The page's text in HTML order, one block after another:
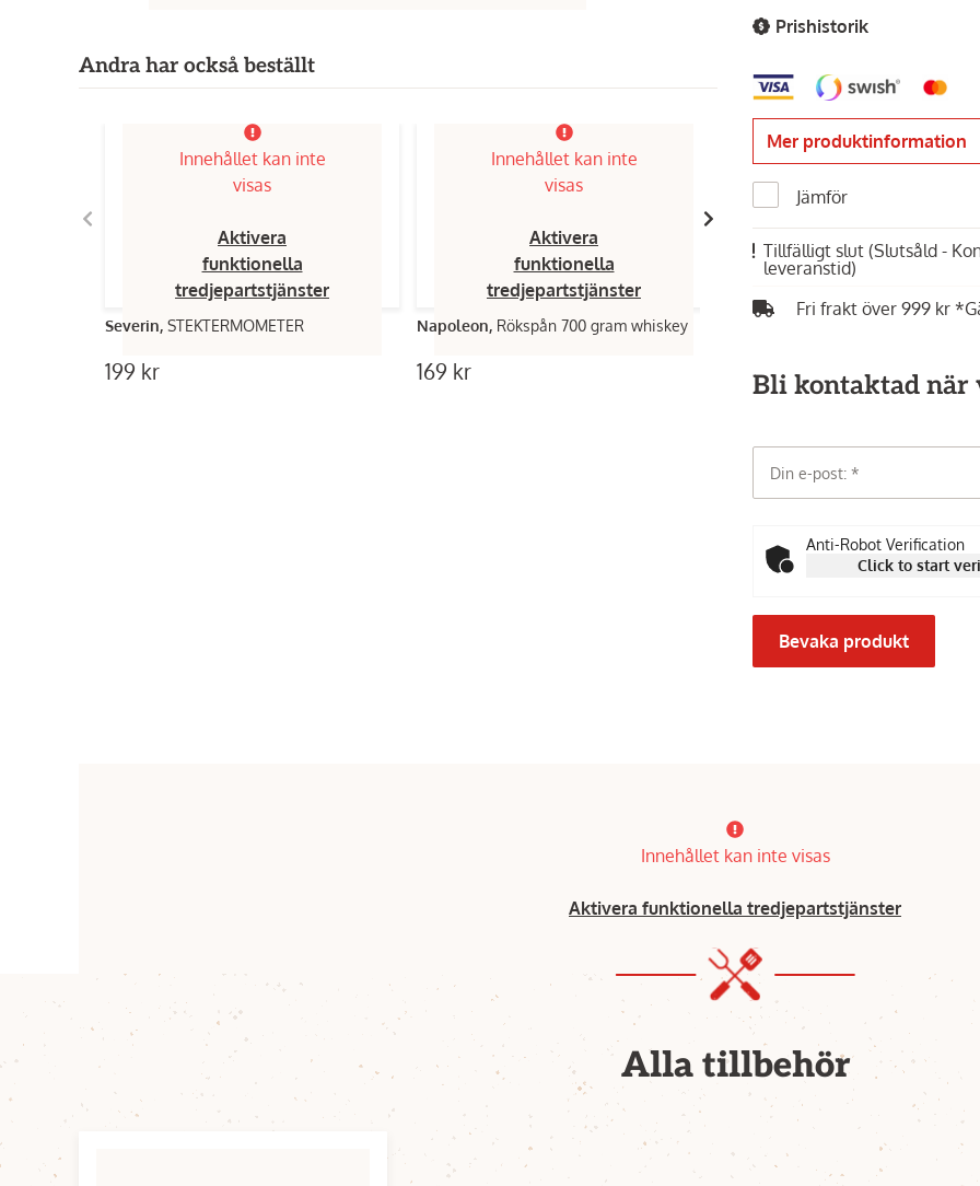
Andra har också beställt
Innehållet kan inte
visas
Aktivera
funktionella
tredjepartstjänster
Severin, STEKTERMOMETER
199 kr
Innehållet kan inte
visas
Aktivera
funktionella
tredjepartstjänster
Napoleon, Rökspån 700 gram whiskey
169 kr
Prishistorik
Mer produktinformation
Jämför
Tillfälligt slut (Slutsåld -
leveranstid)
Fri frakt över 999 kr
Bli kontaktad när
Din e-post:
Anti-Robot Verification
Click to start
Bevaka produkt
Innehållet kan inte visas
Aktivera funktionella tredjepartstjänster
Alla tillbehör